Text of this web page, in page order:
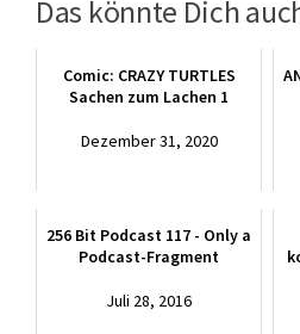
Das könnte Dich
Comic: CRAZY TURTLES
Sachen zum Lachen 1
Dezember 31, 2020
256 Bit Podcast 117 - Only a
Podcast-Fragment
Juli 28, 2016